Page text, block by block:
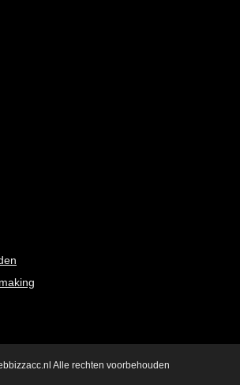
Alle rechten voorbehouden